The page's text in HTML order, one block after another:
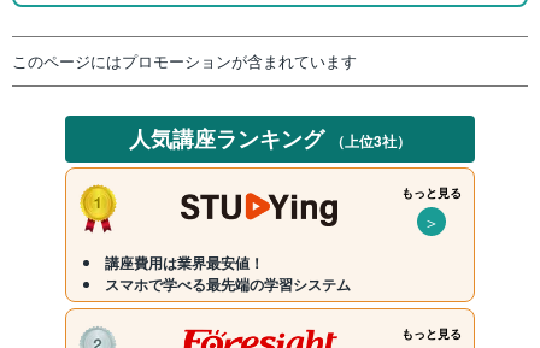
このページにはプロモーションが含まれています
人気講座ランキング （上位3社）
もっと見る
＞
講座費用は業界最安値！
スマホで学べる最先端の学習システム
もっと見る